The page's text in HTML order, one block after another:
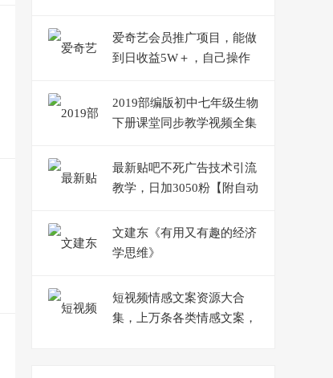
爱奇艺会员推广项目，能做
到日收益5W＋，自己操作
2019部编版初中七年级生物
下册课堂同步教学视频全集
最新贴吧不死广告技术引流
教学，日加3050粉【附自动
文建东《有用又有趣的经济
学思维》
短视频情感文案资源大合
集，上万条各类情感文案，